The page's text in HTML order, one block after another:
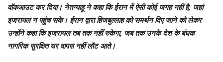
वॉकआउट कर दिया। नेतन्याहू ने कहा कि ईरान में ऐसी कोई जगह नहीं है, जहां
इजरायल न पहुंच सके। ईरान द्वारा हिजबुल्लाह को समर्थन दिए जाने को लेकर
उन्होंने कहा कि इजरायल तब तक नहीं रुकेगा, जब तक उनके देश के बंधक
नागरिक सुरक्षित घर वापस नहीं लौट आते।